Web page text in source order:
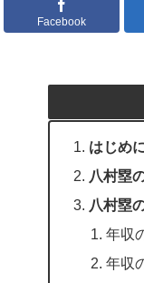
Facebook
はじめ
八村塁
八村塁
年収
年収